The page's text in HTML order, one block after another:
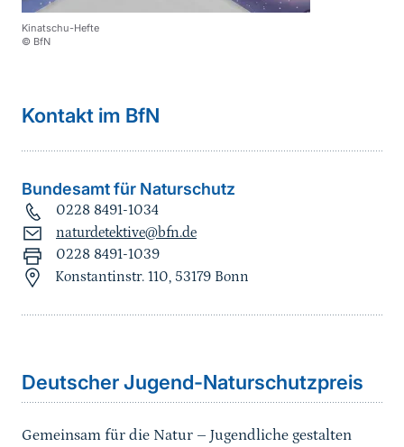
Kinatschu-Hefte
© BfN
Kontakt im BfN
Bundesamt für Naturschutz
0228 8491-1034
naturdetektive@bfn.de
0228 8491-1039
Konstantinstr. 110, 53179 Bonn
Deutscher Jugend-Naturschutzpreis
Gemeinsam für die Natur – Jugendliche gestalten